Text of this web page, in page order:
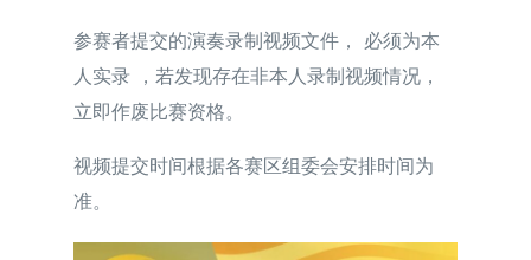
参赛者提交的演奏录制视频文件， 必须为本
人实录 ，若发现存在非本人录制视频情况，
立即作废比赛资格。
视频提交时间根据各赛区组委会安排时间为
准。